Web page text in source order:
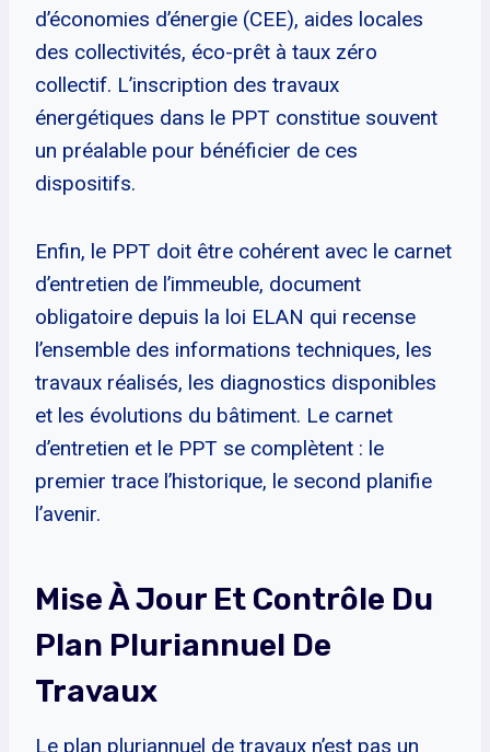
d’économies d’énergie (CEE), aides locales
des collectivités, éco-prêt à taux zéro
collectif. L’inscription des travaux
énergétiques dans le PPT constitue souvent
un préalable pour bénéficier de ces
dispositifs.
Enfin, le PPT doit être cohérent avec le carnet
d’entretien de l’immeuble, document
obligatoire depuis la loi ELAN qui recense
l’ensemble des informations techniques, les
travaux réalisés, les diagnostics disponibles
et les évolutions du bâtiment. Le carnet
d’entretien et le PPT se complètent : le
premier trace l’historique, le second planifie
l’avenir.
Mise À Jour Et Contrôle Du
Plan Pluriannuel De
Travaux
Le plan pluriannuel de travaux n’est pas un